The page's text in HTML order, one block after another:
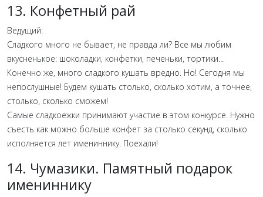
13. Конфетный рай
Ведущий:
Сладкого много не бывает, не правда ли? Все мы любим
вкусненькое: шоколадки, конфетки, печеньки, тортики...
Конечно же, много сладкого кушать вредно. Но! Сегодня мы
непослушные! Будем кушать столько, сколько хотим, а точнее,
столько, сколько сможем!
Самые сладкоежки принимают участие в этом конкурсе. Нужно
съесть как можно больше конфет за столько секунд, сколько
исполняется лет имениннику. Поехали!
14. Чумазики. Памятный подарок
имениннику